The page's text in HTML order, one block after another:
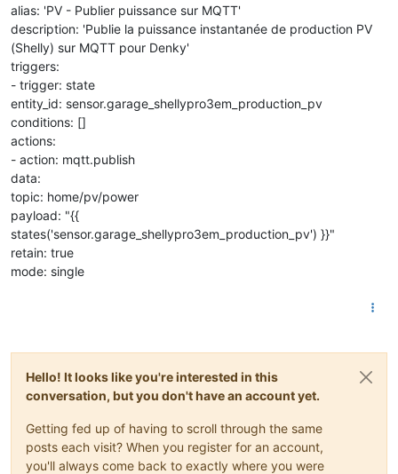
alias: 'PV - Publier puissance sur MQTT'
description: 'Publie la puissance instantanée de production PV
(Shelly) sur MQTT pour Denky'
triggers:
- trigger: state
entity_id: sensor.garage_shellypro3em_production_pv
conditions: []
actions:
- action: mqtt.publish
data:
topic: home/pv/power
payload: "{{
states('sensor.garage_shellypro3em_production_pv') }}"
retain: true
mode: single
Hello! It looks like you're interested in this
conversation, but you don't have an account yet.
Getting fed up of having to scroll through the same
posts each visit? When you register for an account,
you'll always come back to exactly where you were